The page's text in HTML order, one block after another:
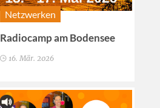
Netzwerken
Radiocamp am Bodensee
16. Mär. 2026